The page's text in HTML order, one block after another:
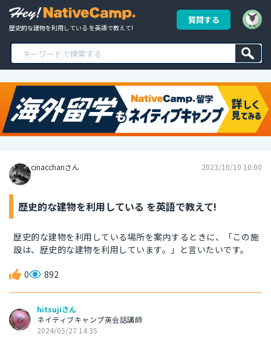
歴史的な建物を利用している を英語で教えて!
質問する
cinacchanさん 2023/10/10 10:00
歴史的な建物を利用している を英語で教えて!
歴史的な建物を利用している場所を案内するときに、「この施
設は、歴史的な建物を利用しています。」と言いたいです。
0 892
hitsujiさん
ネイティブキャンプ英会話講師
2024/05/27 14:35